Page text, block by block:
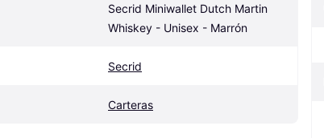
Secrid Miniwallet Dutch Martin
Whiskey - Unisex - Marrón
Secrid
Carteras